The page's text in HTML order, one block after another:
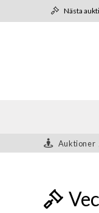
Nästa
Auktioner